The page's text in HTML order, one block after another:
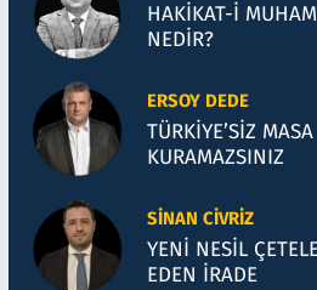
HAKİKAT-İ
NEDİR?
ERSOY DEDE
TÜRKİYE’SİZ MASA
KURAMAZSINIZ
SINAN CIVRIZ
YENİ NESİL
EDEN İRADE